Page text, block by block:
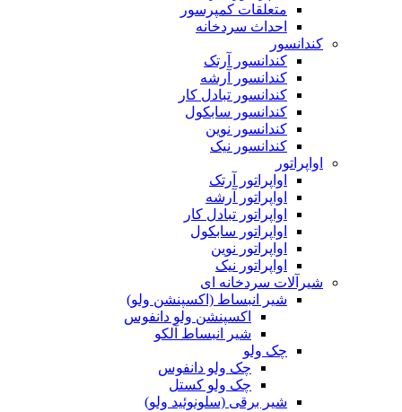
متعلقات کمپرسور
احداث سردخانه
کندانسور
کندانسور آرتک
کندانسور آرشه
کندانسور تبادل کار
کندانسور سابکول
کندانسور نوین
کندانسور نیک
اواپراتور
اواپراتور آرتک
اواپراتور آرشه
اواپراتور تبادل کار
اواپراتور سابکول
اواپراتور نوین
اواپراتور نیک
شیرآلات سردخانه ای
شیر انبساط (اکسپنشن ولو)
اکسپنشن ولو دانفوس
شیر انبساط آلکو
چک ولو
چک ولو دانفوس
چک ولو کستل
شیر برقی (سلونوئید ولو)